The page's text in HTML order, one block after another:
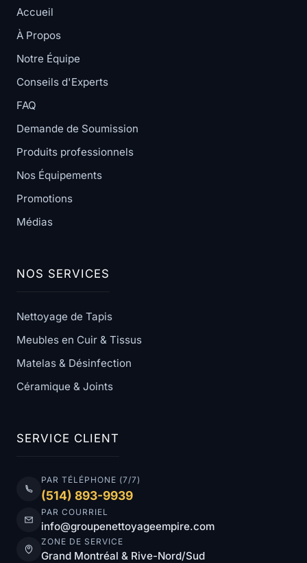
Accueil
À Propos
Notre Équipe
Conseils d'Experts
FAQ
Demande de Soumission
Produits professionnels
Nos Équipements
Promotions
Médias
NOS SERVICES
Nettoyage de Tapis
Meubles en Cuir & Tissus
Matelas & Désinfection
Céramique & Joints
SERVICE CLIENT
PAR TÉLÉPHONE (7/7)
(514) 893-9939
PAR COURRIEL
info@groupenettoyageempire.com
ZONE DE SERVICE
Grand Montréal & Rive-Nord/Sud